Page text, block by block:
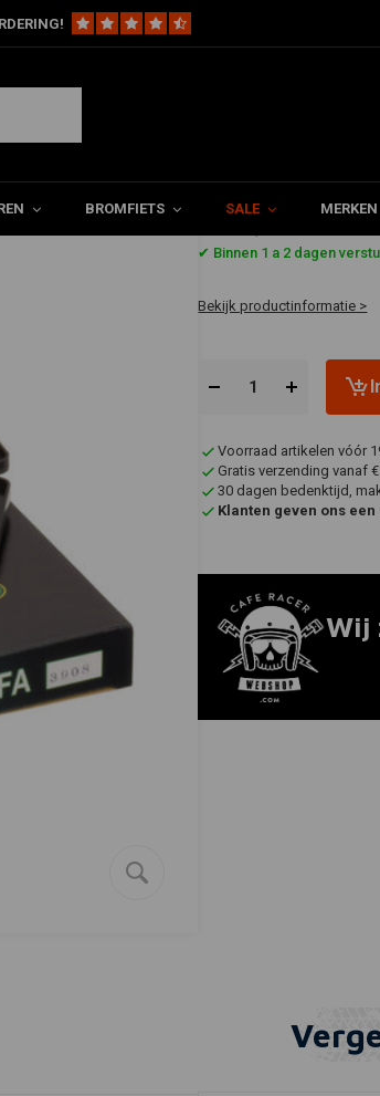
BROMFIETS SALE MERKEN
€22,13
✔ Binnen 1 a 2 dagen
Bekijk productinformatie >
Voorraad artikelen vóór
Gratis verzending vanaf
30 dagen bedenktijd,
Klanten geven ons een
Wij